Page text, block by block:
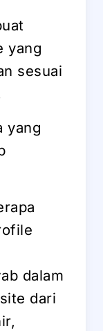
yang
sesuai
yang
dalam
dari